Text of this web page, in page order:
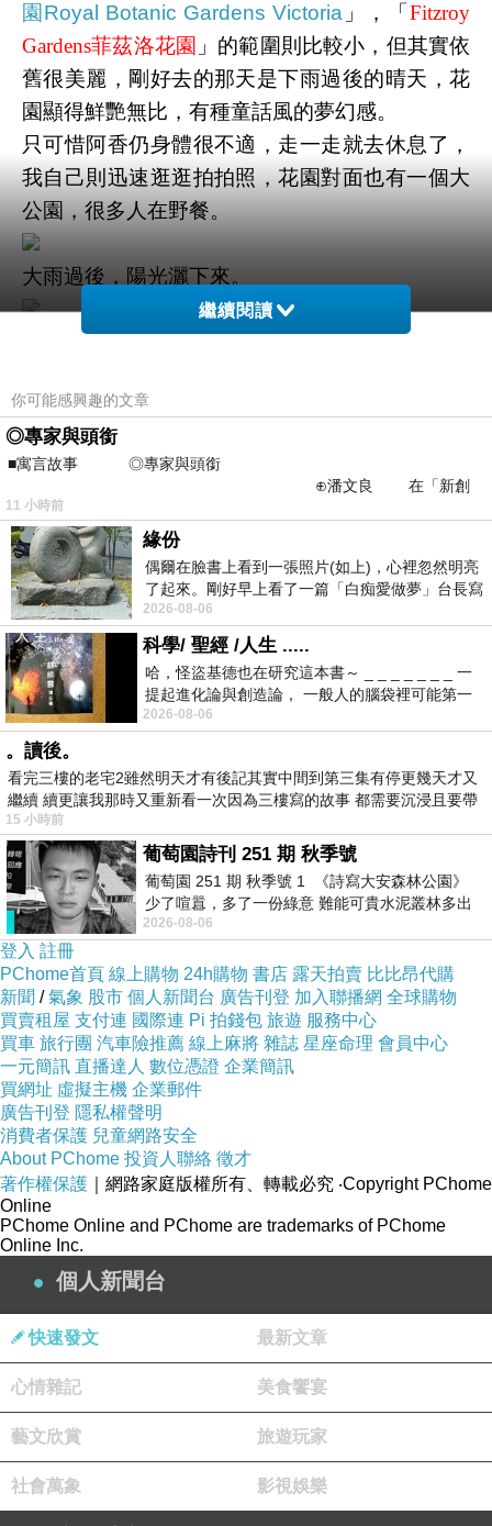
園Royal Botanic Gardens Victoria 」， 「 Fitzroy
Gardens菲茲洛花園 」的範圍則比較小，但其實依
舊很美麗，剛好去的那天是下雨過後的晴天，花
園顯得鮮艷無比，有種童話風的夢幻感。
只可惜阿香仍身體很不適，走一走就去休息了，
我自己則迅速逛逛拍拍照，花園對面也有一個大
公園，很多人在野餐。
大雨過後，陽光灑下來。
下圖這根是「
樹上有一些仙女和動物的圖案，是童話故事家要
送給墨爾本的兒童！
拿阿香和阿堂來當比例尺，就可以知道這裡的樹
都很大！
看到這個建築物，似乎是花園裡的知名景點，趕
快來看看～
這個小屋和庫克船長
航海家，當年航海大冒險時，發現了澳洲、紐西
蘭等地方。
所以這小屋好像是他英國的老家重建這樣～
進去參觀好像要付費，但是外面拍照就蠻美
的！！
很英式的建築，像是童話故事小屋一樣。
其實花園內蠻多地方可以參觀的～
小屋附近有遊客中心～
繼續閱讀
你可能感興趣的文章
◎專家與頭銜
■寓言故事 ◎專家與頭銜
⊕潘文良 在「新創
之谷」裡——
11 小時前
緣份
偶爾在臉書上看到一張照片(如上)，心裡忽然明亮
了起來。剛好早上看了一篇「白痴愛做夢」台長寫
的貼文，在回顧年輕時瘋狂愛上
2026-08-06
科學/ 聖經 /人生 .....
哈，怪盜基德也在研究這本書～ _ _ _ _ _ _ _ 一
提起進化論與創造論， 一般人的腦袋裡可能第一
時間就有「 進化論很科
2026-08-06
。讀後。
看完三樓的老宅2雖然明天才有後記其實中間到第三集有停更幾天才又
繼續 續更讓我那時又重新看一次因為三樓寫的故事 都需要沉浸且要帶
有
15 小時前
葡萄園詩刊 251 期 秋季號
葡萄園 251 期 秋季號 1 《詩寫大安森林公園》
少了喧囂，多了一份綠意 難能可貴水泥叢林多出
一
2026-08-06
登入 註冊
PChome首頁 線上購物 24h購物 書店 露天拍賣 比比昂代購
新聞 /氣象 股市 個人新聞台 廣告刊登 加入聯播網 全球購物
買賣租屋 支付連 國際連 Pi 拍錢包 旅遊 服務中心
買車 旅行團 汽車險推薦 線上麻將 雜誌 星座命理 會員中心
一元簡訊 直播達人 數位憑證 企業簡訊
買網址 虛擬主機 企業郵件
廣告刊登 隱私權聲明
消費者保護 兒童網路安全
About PChome 投資人聯絡 徵才
著作權保護 ｜網路家庭版權所有、轉載必究 ‧Copyright PChome
Online
PChome Online and PChome are trademarks of PChome
Online Inc.
個人新聞台
快速發文 最新文章
心情雜記 美食饗宴
藝文欣賞 旅遊玩家
社會萬象 影視娛樂